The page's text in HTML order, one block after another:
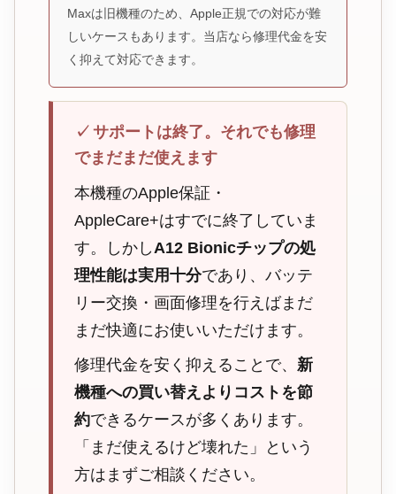
Maxは旧機種のため、Apple正規での対応が難
しいケースもあります。当店なら修理代金を安
く抑えて対応できます。
✓ サポートは終了。それでも修理
でまだまだ使えます
本機種のApple保証・
AppleCare+はすでに終了していま
す。しかしA12 Bionicチップの処
理性能は実用十分であり、バッテ
リー交換・画面修理を行えばまだ
まだ快適にお使いいただけます。
修理代金を安く抑えることで、 新
機種への買い替えよりコストを節
約できるケースが多くあります。
「まだ使えるけど壊れた」という
方はまずご相談ください。